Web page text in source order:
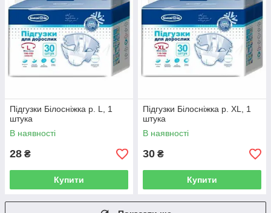
Підгузки Білосніжка р. L, 1
штука
В наявності
28 ₴
Купити
Підгузки Білосніжка р. ХL, 1
штука
В наявності
30 ₴
Купити